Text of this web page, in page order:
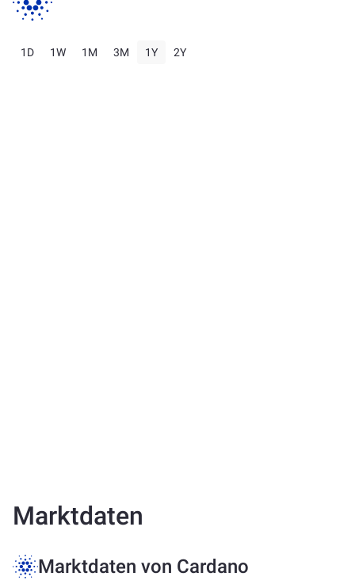
1D 1W 1M 3M 1Y 2Y
Marktdaten
Marktdaten von Cardano